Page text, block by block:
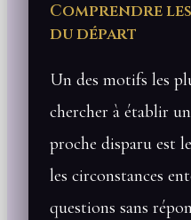
Comprendre
du départ
Un des motifs les
chercher à établir
proche disparu est
les circonstances
questions sans